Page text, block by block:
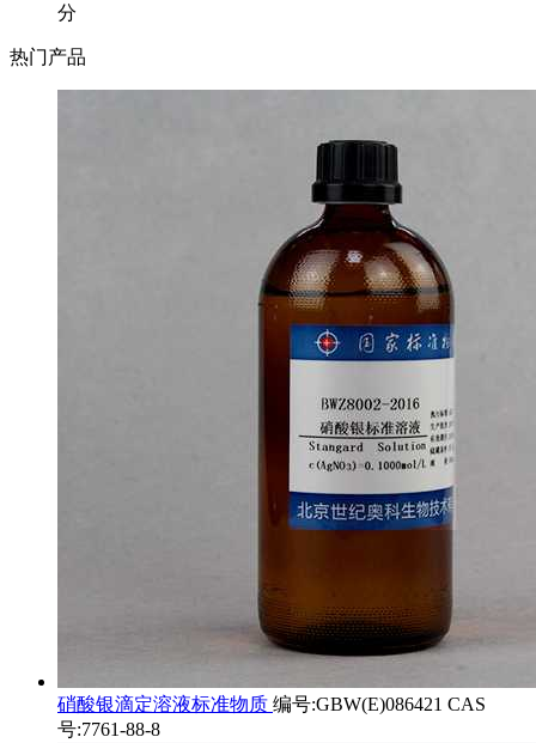
分
热门产品
硝酸银滴定溶液标准物质 编号:GBW(E)086421 CAS
号:7761-88-8